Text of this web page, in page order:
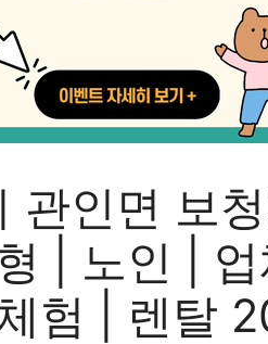
관인면 보
| 노인 |
험 | 렌탈